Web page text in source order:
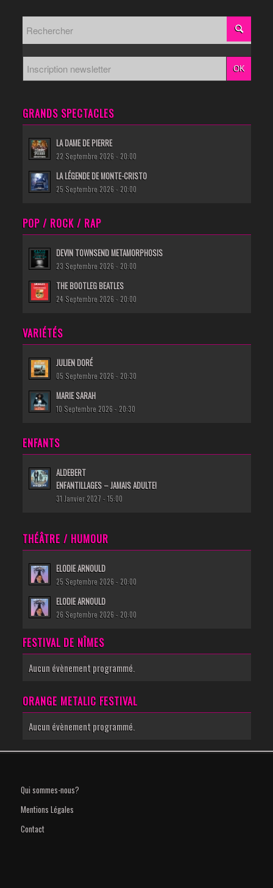
GRANDS SPECTACLES
LA DAME DE PIERRE
22 Septembre 2026 - 20:00
LA LÉGENDE DE MONTE-CRISTO
25 Septembre 2026 - 20:00
POP / ROCK / RAP
DEVIN TOWNSEND METAMORPHOSIS
23 Septembre 2026 - 20:00
THE BOOTLEG BEATLES
24 Septembre 2026 - 20:00
VARIÉTÉS
JULIEN DORÉ
05 Septembre 2026 - 20:30
MARIE SARAH
10 Septembre 2026 - 20:30
ENFANTS
ALDEBERT
ENFANTILLAGES – JAMAIS ADULTE!
31 Janvier 2027 - 15:00
THÉÂTRE / HUMOUR
ELODIE ARNOULD
25 Septembre 2026 - 20:00
ELODIE ARNOULD
26 Septembre 2026 - 20:00
FESTIVAL DE NÎMES
Aucun évènement programmé.
ORANGE METALIC FESTIVAL
Aucun évènement programmé.
Qui sommes-nous?
Mentions Légales
Contact